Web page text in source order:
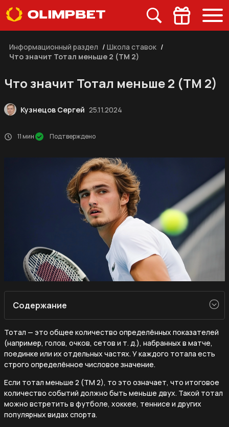
Информационный раздел / Школа ставок /
Что значит Тотал меньше 2 (ТМ 2)
Что значит Тотал меньше 2 (ТМ 2)
Кузнецов Сергей 25.11.2024
11 мин Подтверждено
Содержание
Тотал — это общее количество определённых показателей
(например, голов, очков, сетов и т. д.), набранных в матче,
поединке или их отдельных частях. У каждого тотала есть
строго определённое числовое значение.
Если тотал меньше 2 (ТМ 2), то это означает, что итоговое
количество событий должно быть меньше двух. Такой тотал
можно встретить в футболе, хоккее, теннисе и других
популярных видах спорта.